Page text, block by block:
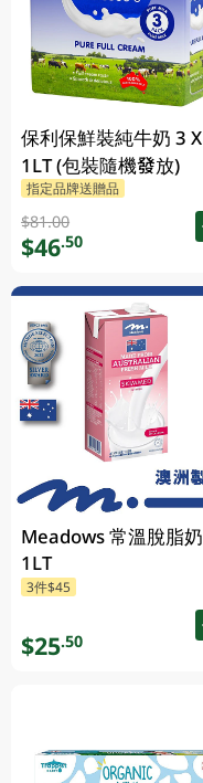
保利保鮮裝純牛奶 3 X
1LT (包裝隨機發放)
指定品牌送贈品
$81.00
$46.50
Meadows 常溫脫脂奶
1LT
3件$45
$25.50